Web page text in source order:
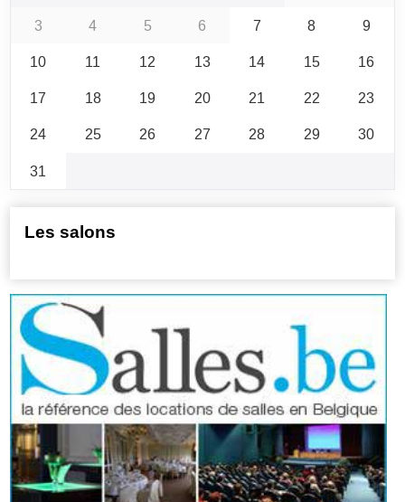
3
4 5 6 7 8
9
10
11 12 13 14 15
16
17
18 19 20 21 22
23
24
25 26 27 28 29
30
31
Les salons